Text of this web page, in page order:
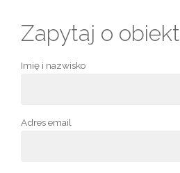
Zapytaj o obiekt
Imię i nazwisko
Adres email